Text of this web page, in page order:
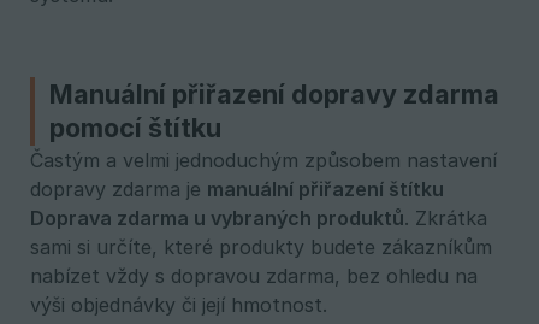
Manuální přiřazení dopravy zdarma
pomocí štítku
Častým a velmi jednoduchým způsobem nastavení
dopravy zdarma je manuální přiřazení štítku
Doprava zdarma u vybraných produktů. Zkrátka
sami si určíte, které produkty budete zákazníkům
nabízet vždy s dopravou zdarma, bez ohledu na
výši objednávky či její hmotnost.